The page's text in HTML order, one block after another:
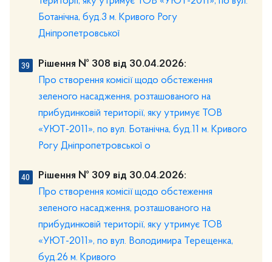
Ботанічна, буд.3 м. Кривого Рогу
Дніпропетровської
Рішення № 308 від 30.04.2026:
Про створення комісії щодо обстеження
зеленого насадження, розташованого на
прибудинковій території, яку утримує ТОВ
«УЮТ-2011», по вул. Ботанічна, буд.11 м. Кривого
Рогу Дніпропетровської о
Рішення № 309 від 30.04.2026:
Про створення комісії щодо обстеження
зеленого насадження, розташованого на
прибудинковій території, яку утримує ТОВ
«УЮТ-2011», по вул. Володимира Терещенка,
буд.26 м. Кривого